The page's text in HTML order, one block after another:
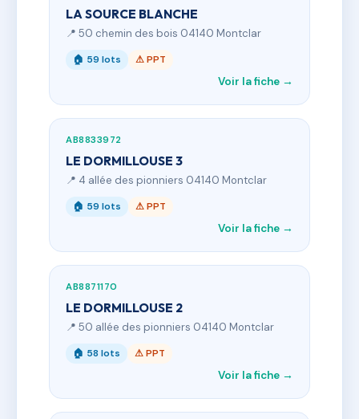
LA SOURCE BLANCHE
📍 50 chemin des bois 04140 Montclar
🏠 59 lots ⚠ PPT
Voir la fiche →
AB8833972
LE DORMILLOUSE 3
📍 4 allée des pionniers 04140 Montclar
🏠 59 lots ⚠ PPT
Voir la fiche →
AB8871170
LE DORMILLOUSE 2
📍 50 allée des pionniers 04140 Montclar
🏠 58 lots ⚠ PPT
Voir la fiche →